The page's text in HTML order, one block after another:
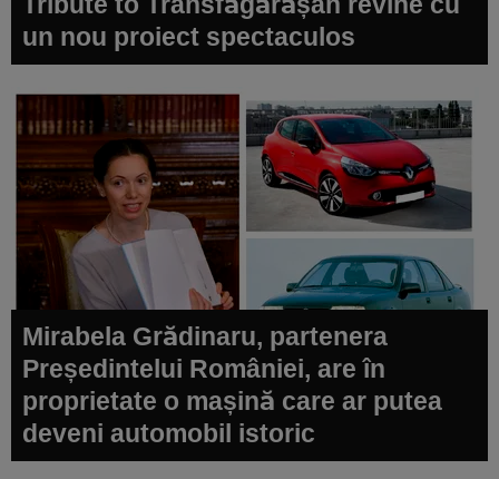
un nou proiect spectaculos
Mirabela Grădinaru, partenera
Președintelui României, are în
proprietate o mașină care ar putea
deveni automobil istoric